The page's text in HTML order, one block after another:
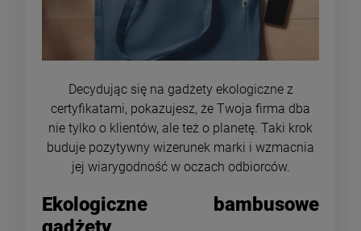
Decydując się na gadżety ekologiczne z
certyfikatami, pokazujesz, że Twoja firma dba
nie tylko o klientów, ale też o planetę. Taki krok
buduje pozytywny wizerunek marki i wzmacnia
jej wiarygodność w oczach odbiorców.
Ekologiczne bambusowe